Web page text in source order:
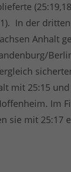
In der
Anhalt
mit 25:15
Im
sie mit